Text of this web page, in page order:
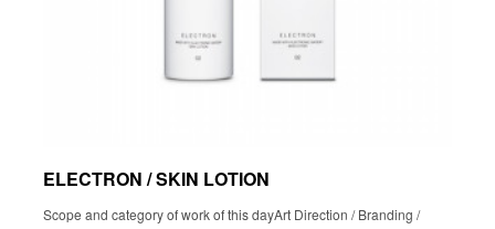
ELECTRON / SKIN LOTION
Scope and category of work of this dayArt Direction / Branding /